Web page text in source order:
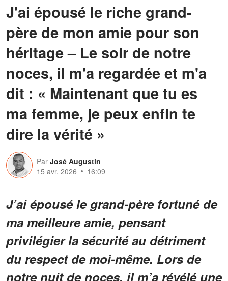
J'ai épousé le riche grand-
père de mon amie pour son
héritage – Le soir de notre
noces, il m'a regardée et m'a
dit : « Maintenant que tu es
ma femme, je peux enfin te
dire la vérité »
Par José Augustin
15 avr. 2026
16:09
J’ai épousé le grand-père fortuné de
ma meilleure amie, pensant
privilégier la sécurité au détriment
du respect de moi-même. Lors de
notre nuit de noces, il m’a révélé une